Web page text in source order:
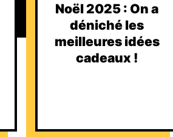
Noël 2025 : On a
déniché les
meilleures idées
cadeaux !